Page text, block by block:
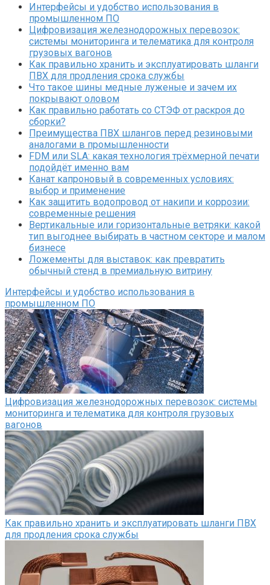
Интерфейсы и удобство использования в
промышленном ПО
Цифровизация железнодорожных перевозок:
системы мониторинга и телематика для контроля
грузовых вагонов
Как правильно хранить и эксплуатировать шланги
ПВХ для продления срока службы
Что такое шины медные луженые и зачем их
покрывают оловом
Как правильно работать со СТЭФ от раскроя до
сборки?
Преимущества ПВХ шлангов перед резиновыми
аналогами в промышленности
FDM или SLA: какая технология трёхмерной печати
подойдёт именно вам
Канат капроновый в современных условиях:
выбор и применение
Как защитить водопровод от накипи и коррозии:
современные решения
Вертикальные или горизонтальные ветряки: какой
тип выгоднее выбирать в частном секторе и малом
бизнесе
Ложементы для выставок: как превратить
обычный стенд в премиальную витрину
Интерфейсы и удобство использования в
промышленном ПО
Цифровизация железнодорожных перевозок: системы
мониторинга и телематика для контроля грузовых
вагонов
Как правильно хранить и эксплуатировать шланги ПВХ
для продления срока службы